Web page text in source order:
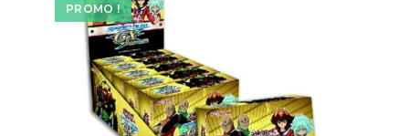
PROMO !